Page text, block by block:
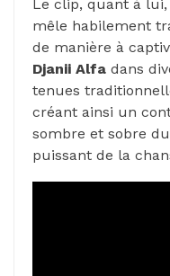
Le clip, quant à
mêle habilement
de manière à
Djanii Alfa dans
tenues
créant ainsi un
sombre et sobre
puissant de la